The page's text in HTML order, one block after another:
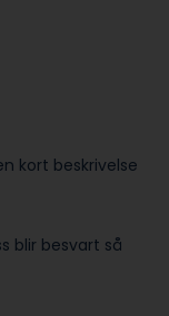
kort beskrivelse
blir besvart så